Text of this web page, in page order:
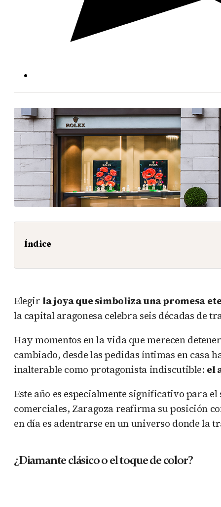
Índice
Elegirla joya que simboliza una promesa
la capital aragonesa celebra seis décadas de
Hay momentos en la vida que merecen
cambiado, desde las pedidas íntimas en casa
inalterable como protagonista indiscutible: el
Este año es especialmente significativo para
comerciales, Zaragoza reafirma su posición
en día es adentrarse en un universo donde la
¿Diamante clásico o el toque de color?